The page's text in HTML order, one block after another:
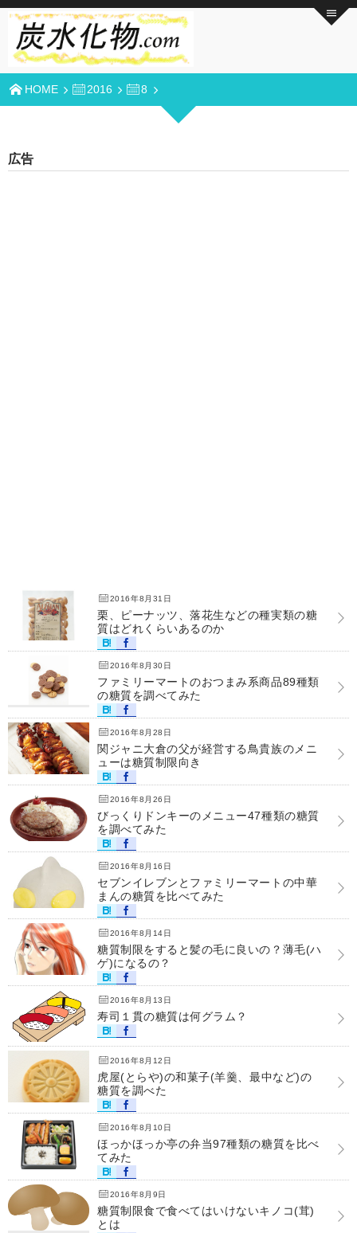
HOME 2016 8
広告
2016年8月31日
栗、ピーナッツ、落花生などの種実類の糖
質はどれくらいあるのか
2016年8月30日
ファミリーマートのおつまみ系商品89種類
の糖質を調べてみた
2016年8月28日
関ジャニ大倉の父が経営する鳥貴族のメニ
ューは糖質制限向き
2016年8月26日
びっくりドンキーのメニュー47種類の糖質
を調べてみた
2016年8月16日
セブンイレブンとファミリーマートの中華
まんの糖質を比べてみた
2016年8月14日
糖質制限をすると髪の毛に良いの？薄毛(ハ
ゲ)になるの？
2016年8月13日
寿司１貫の糖質は何グラム？
2016年8月12日
虎屋(とらや)の和菓子(羊羹、最中など)の
糖質を調べた
2016年8月10日
ほっかほっか亭の弁当97種類の糖質を比べ
てみた
2016年8月9日
糖質制限食で食べてはいけないキノコ(茸)
とは